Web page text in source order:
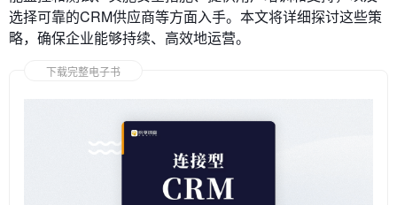
选择可靠的CRM供应商等方面入手。本文将详细探讨这些策
略，确保企业能够持续、高效地运营。
下载完整电子书